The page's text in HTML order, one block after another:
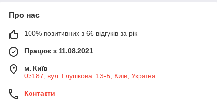
Про нас
100% позитивних з 66 відгуків за рік
Працює з 11.08.2021
м. Київ
03187, вул. Глушкова, 13-Б, Київ, Україна
Контакти